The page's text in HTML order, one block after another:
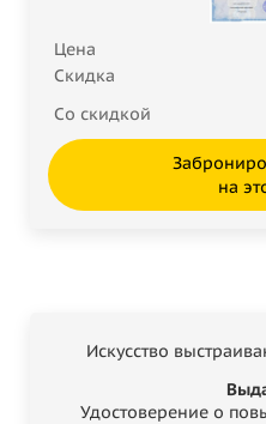
Цена
Скидка
Со скидкой
на
Искусство
Удостоверение о